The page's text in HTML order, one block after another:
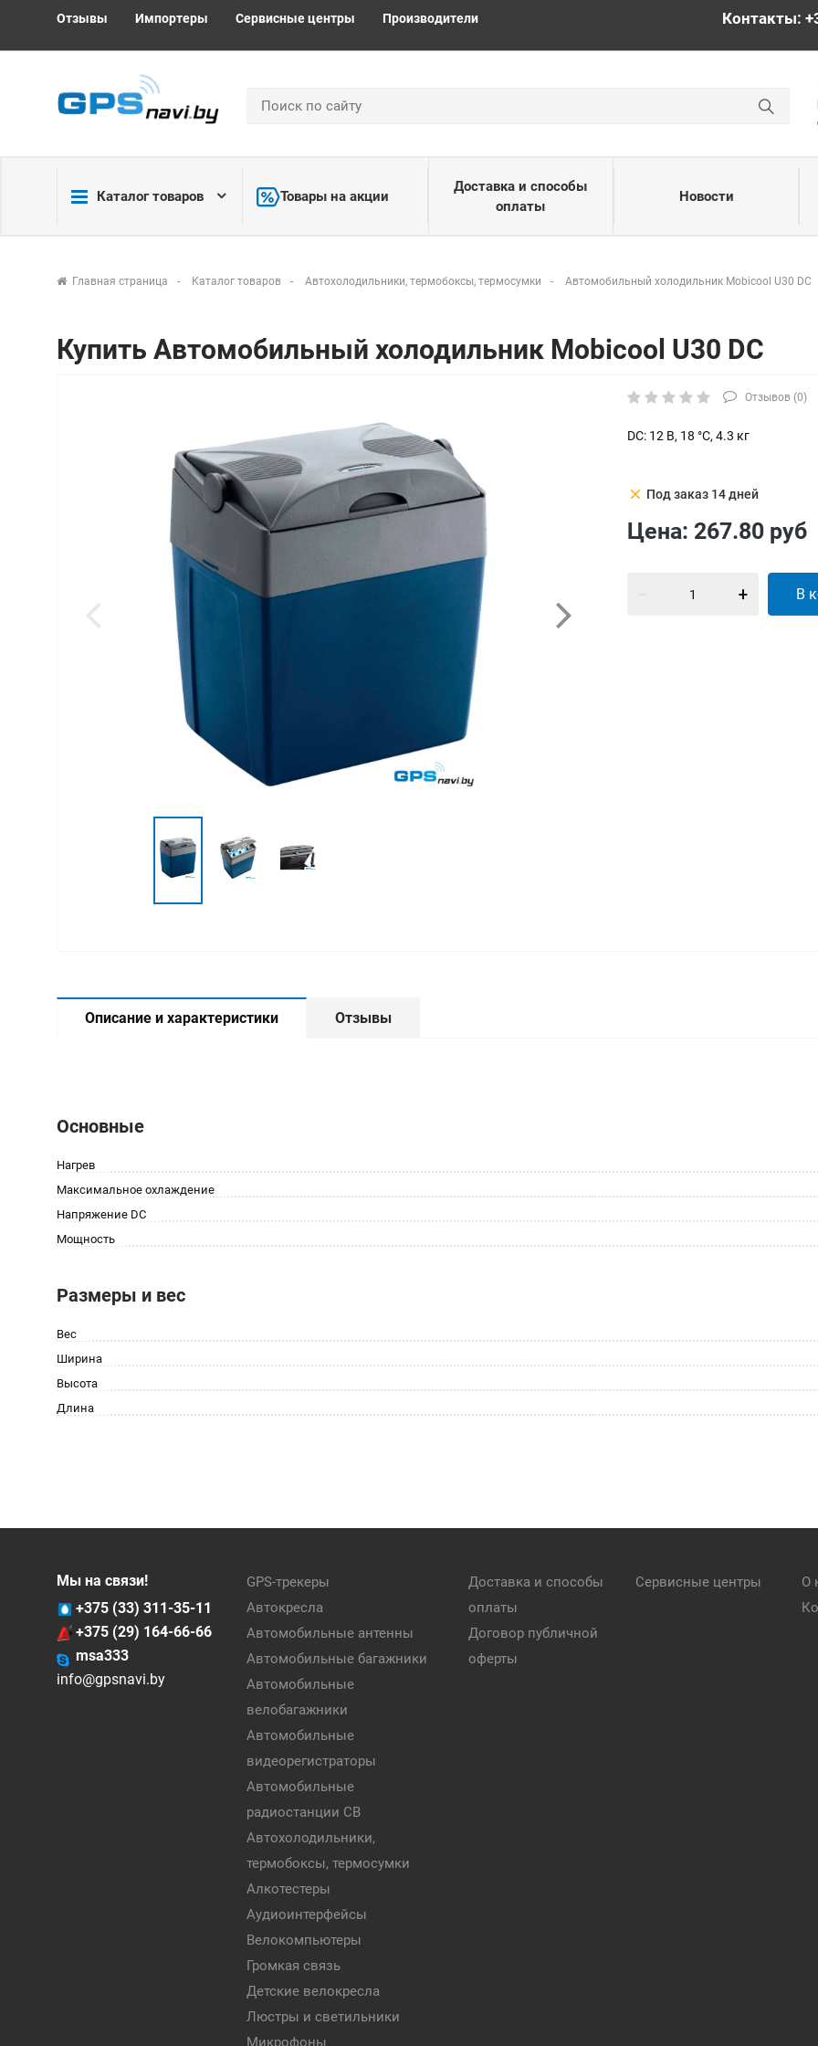
Отзывы Импортеры Сервисные центры Производители Контакты:
Каталог товаров Товары на акции
Доставка и способы
оплаты
Новости
Главная страница Каталог товаров Автохолодильники, термобоксы, термосумки Автомобильный холодильник Mobicool U30 DC
Купить Автомобильный холодильник Mobicool U30 DC
Отзывов (0)
DC: 12 В, 18 °С, 4.3 кг
clear Под заказ 14 дней
Цена: 267.80 руб
В
Описание и характеристики Отзывы
Основные
Нагрев
Максимальное охлаждение
Напряжение DC
Мощность
Размеры и вес
Вес
Ширина
Высота
Длина
Мы на связи!
+375 (33) 311-35-11
+375 (29) 164-66-66
msa333
info@gpsnavi.by
GPS-трекеры
Автокресла
Автомобильные антенны
Автомобильные багажники
Автомобильные
велобагажники
Автомобильные
видеорегистраторы
Автомобильные
радиостанции CB
Автохолодильники,
термобоксы, термосумки
Алкотестеры
Аудиоинтерфейсы
Велокомпьютеры
Громкая связь
Детские велокресла
Люстры и светильники
Микрофоны
Доставка и способы
оплаты
Договор публичной
оферты
Сервисные центры
О